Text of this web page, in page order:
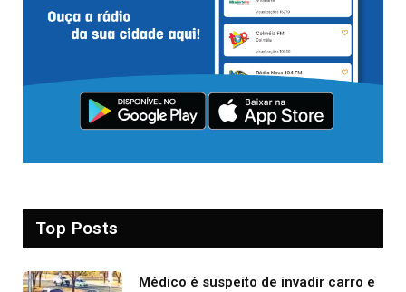
Top Posts
Médico é suspeito de invadir carro e